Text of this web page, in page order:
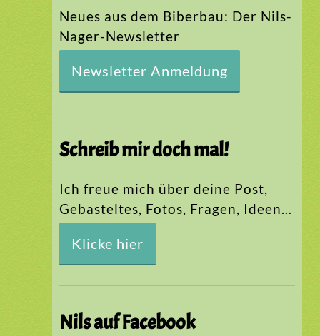
Neues aus dem Biberbau: Der Nils-
Nager-Newsletter
Newsletter Anmeldung
Schreib mir doch mal!
Ich freue mich über deine Post,
Gebasteltes, Fotos, Fragen, Ideen…
Klicke hier
Nils auf Facebook